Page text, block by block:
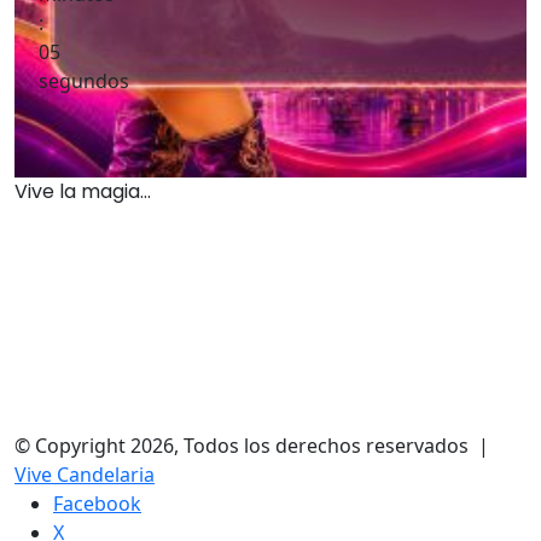
:
04
segundos
Vive la magia...
© Copyright 2026, Todos los derechos reservados |
Vive Candelaria
Facebook
X